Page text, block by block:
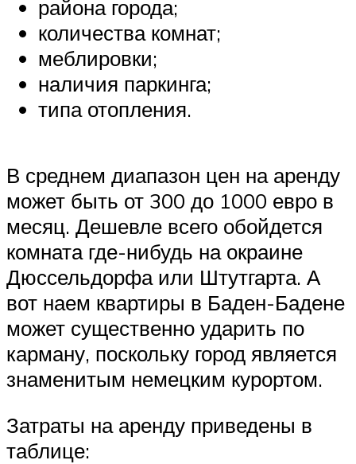
района города;
количества комнат;
меблировки;
наличия паркинга;
типа отопления.
В среднем диапазон цен на аренду
может быть от 300 до 1000 евро в
месяц. Дешевле всего обойдется
комната где-нибудь на окраине
Дюссельдорфа или Штутгарта. А
вот наем квартиры в Баден-Бадене
может существенно ударить по
карману, поскольку город является
знаменитым немецким курортом.
Затраты на аренду приведены в
таблице: